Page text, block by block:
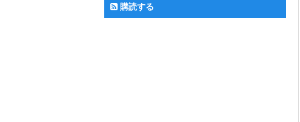
購読する